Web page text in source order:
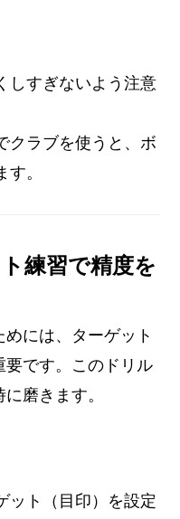
しすぎないよう注意
クラブを使うと、ボ
。
練習で精度を
には、ターゲット
要です。このドリル
磨きます。
ット（目印）を設定